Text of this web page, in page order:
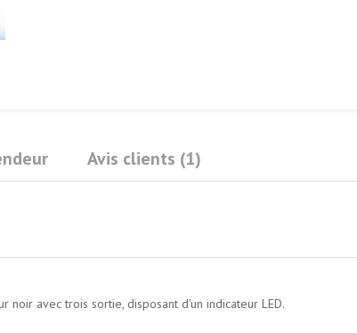
Avis clients (1)
avec trois sortie, disposant d'un indicateur LED.